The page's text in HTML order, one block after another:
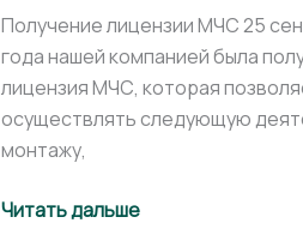
Получение лицензии МЧС 25
года нашей компанией была
лицензия МЧС, которая
осуществлять следующую
монтажу,
Читать дальше